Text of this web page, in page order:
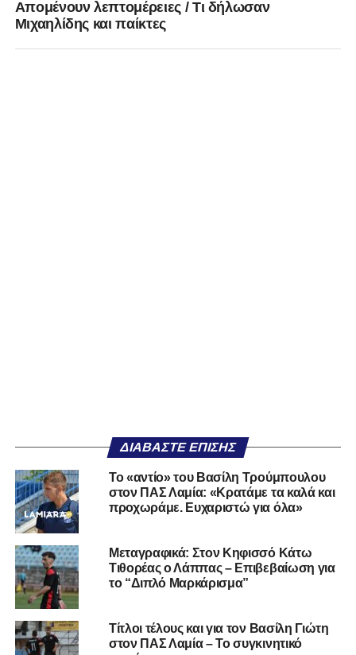
Απομένουν λεπτομέρειες / Τι δήλωσαν
Μιχαηλίδης και παίκτες
ΔΙΑΒΆΣΤΕ ΕΠΊΣΗΣ
Το «αντίο» του Βασίλη Τρούμπουλου
στον ΠΑΣ Λαμία: «Κρατάμε τα καλά και
προχωράμε. Ευχαριστώ για όλα»
Μεταγραφικά: Στον Κηφισσό Κάτω
Τιθορέας ο Λάππας – Επιβεβαίωση για
το “Διπλό Μαρκάρισμα”
Τίτλοι τέλους και για τον Βασίλη Γιώτη
στον ΠΑΣ Λαμία – Το συγκινητικό